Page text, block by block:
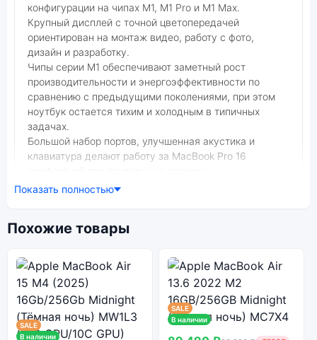
конфигурации на чипах M1, M1 Pro и M1 Max.
Крупный дисплей с точной цветопередачей
ориентирован на монтаж видео, работу с фото,
дизайн и разработку.
Чипы серии M1 обеспечивают заметный рост
производительности и энергоэффективности по
сравнению с предыдущими поколениями, при этом
ноутбук остается тихим и холодным в типичных
задачах.
Большой набор портов, улучшенная акустика и
клавиатура делают работу за MacBook Pro 16
Эта модель станет центром рабочей станции для тех,
Фото модели Apple MacBook Pro 16 M1 (2021)
оригинальный ноутбук Apple MacBook Pro 16 M1 Pro
(2021) 16Gb/512Gb Silver (Серебро) (10C CPU, 16C
GPU) по выгодной цене. Стоимость ноутбука Apple
MacBook Pro 16 M1 (2021) зависит от выбранной
модификации.
Показать полностью
Похожие товары
SALE
В наличии
SALE
В наличии